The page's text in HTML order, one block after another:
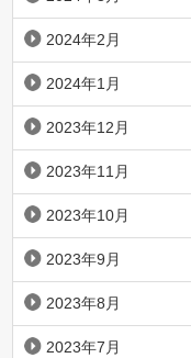
2024年2月
2024年1月
2023年12月
2023年11月
2023年10月
2023年9月
2023年8月
2023年7月